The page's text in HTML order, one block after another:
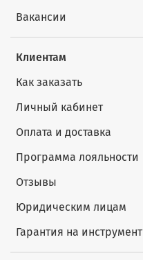
Вакансии
Клиентам
Как заказать
Личный кабинет
Оплата и доставка
Программа лояльности
Отзывы
Юридическим лицам
Гарантия на инструмент